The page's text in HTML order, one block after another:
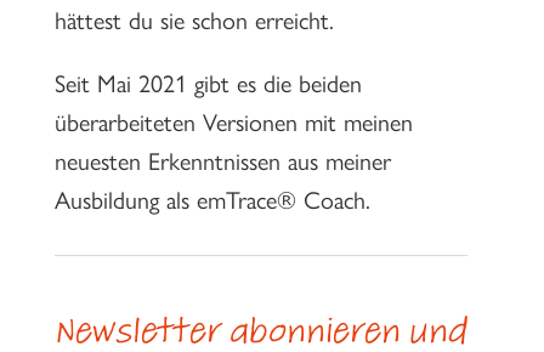
hättest du sie schon erreicht.
Seit Mai 2021 gibt es die beiden
überarbeiteten Versionen mit meinen
neuesten Erkenntnissen aus meiner
Ausbildung als emTrace® Coach.